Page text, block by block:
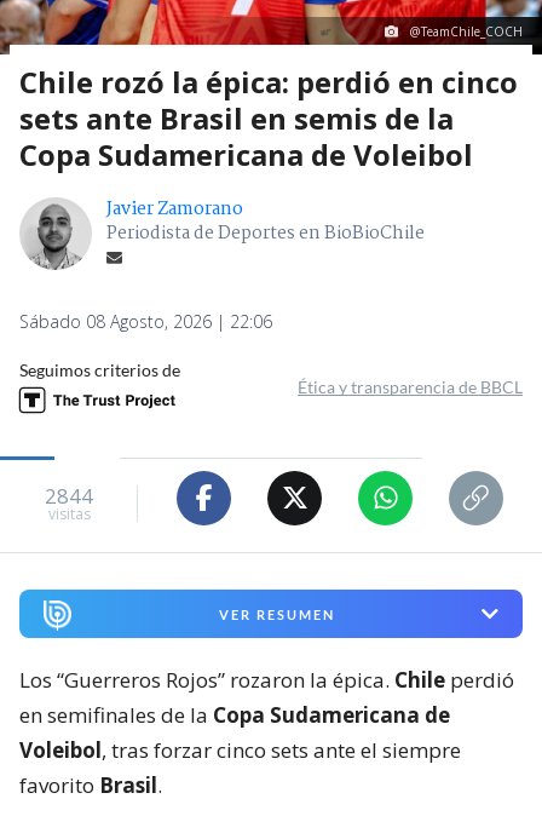
@TeamChile_COCH
Chile rozó la épica: perdió en cinco
sets ante Brasil en semis de la
Copa Sudamericana de Voleibol
Javier Zamorano
Periodista de Deportes en BioBioChile
Sábado 08 Agosto, 2026 | 22:06
Seguimos criterios de
Ética y transparencia de BBCL
2844
visitas
VER RESUMEN
Los “Guerreros Rojos” rozaron la épica. Chile perdió
en semifinales de la Copa Sudamericana de
Voleibol, tras forzar cinco sets ante el siempre
favorito Brasil.